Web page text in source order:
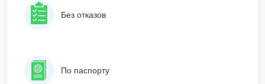
Без отказов
По паспорту